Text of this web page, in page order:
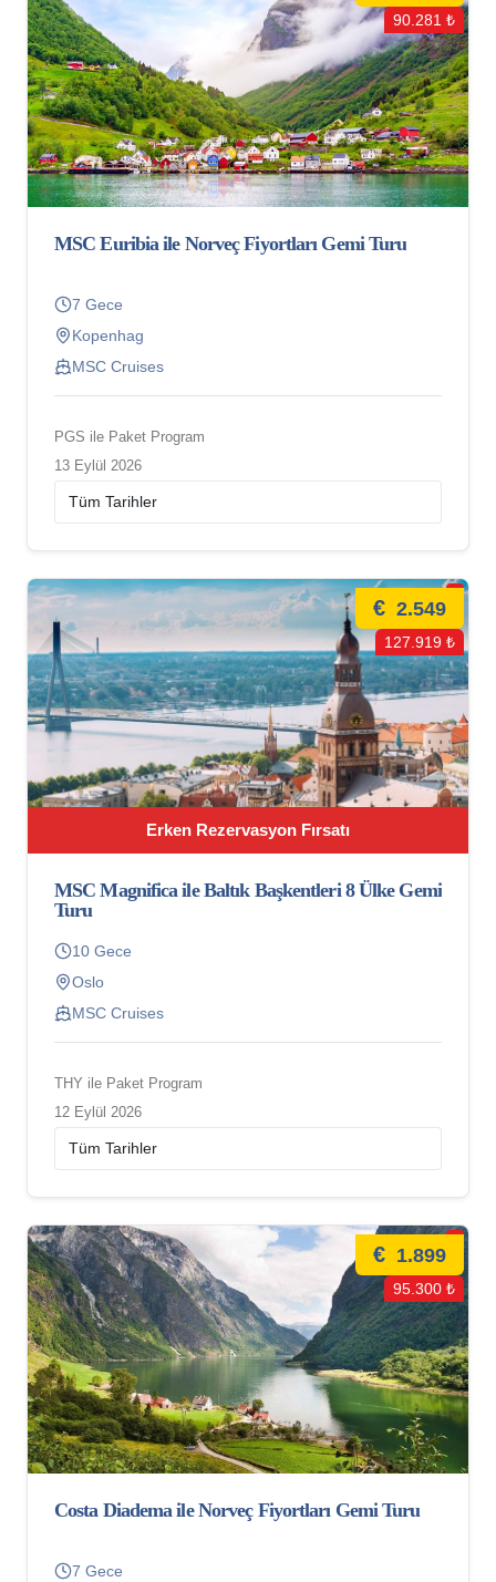
90.281 ₺
MSC Euribia ile Norveç Fiyortları Gemi Turu
7 Gece
Kopenhag
MSC Cruises
PGS ile Paket Program
13 Eylül 2026
Erken Rezervasyon Fırsatı
€ 2.549
127.919 ₺
MSC Magnifica ile Baltık Başkentleri 8 Ülke Gemi
Turu
10 Gece
Oslo
MSC Cruises
THY ile Paket Program
12 Eylül 2026
€ 1.899
95.300 ₺
Costa Diadema ile Norveç Fiyortları Gemi Turu
7 Gece